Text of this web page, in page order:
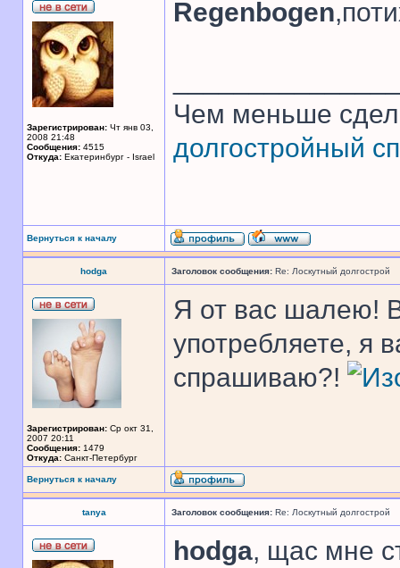
Зарегистрирован: Чт янв 03,
2008 21:48
Сообщения: 4515
Откуда: Екатеринбург - Israel
Regenbogen
Чем меньше
долгостройный
Вернуться к началу
hodga Заголовок сообщения: Re: Лоскутный долгострой
Зарегистрирован: Ср окт 31,
2007 20:11
Сообщения: 1479
Откуда: Санкт-Петербург
Я от вас шалею!
употребляете, я
спрашиваю?!
Вернуться к началу
tanya Заголовок сообщения: Re: Лоскутный долгострой
hodga, щас мне